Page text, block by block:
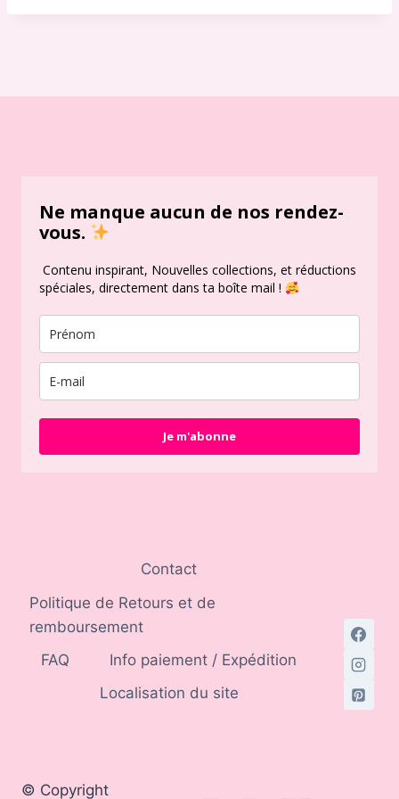
Ne manque aucun de nos rendez-
vous.
Contenu inspirant, Nouvelles collections, et réductions
spéciales, directement dans ta boîte mail !
Je m'abonne
Contact
Politique de Retours et de
remboursement
FAQ
Info paiement / Expédition
Localisation du site
© Copyright